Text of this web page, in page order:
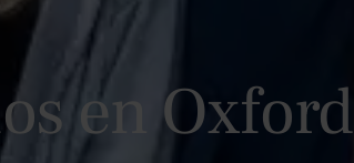
en Oxford